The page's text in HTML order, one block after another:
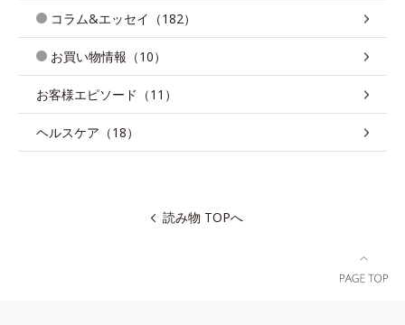
コラム&エッセイ（182）
お買い物情報（10）
お客様エピソード（11）
ヘルスケア（18）
読み物 TOPへ